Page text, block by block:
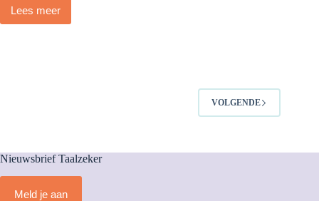
Lees meer
Passivitis
VOLGENDE
Nieuwsbrief Taalzeker
Meld je aan